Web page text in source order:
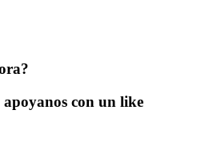
apoyanos con un like